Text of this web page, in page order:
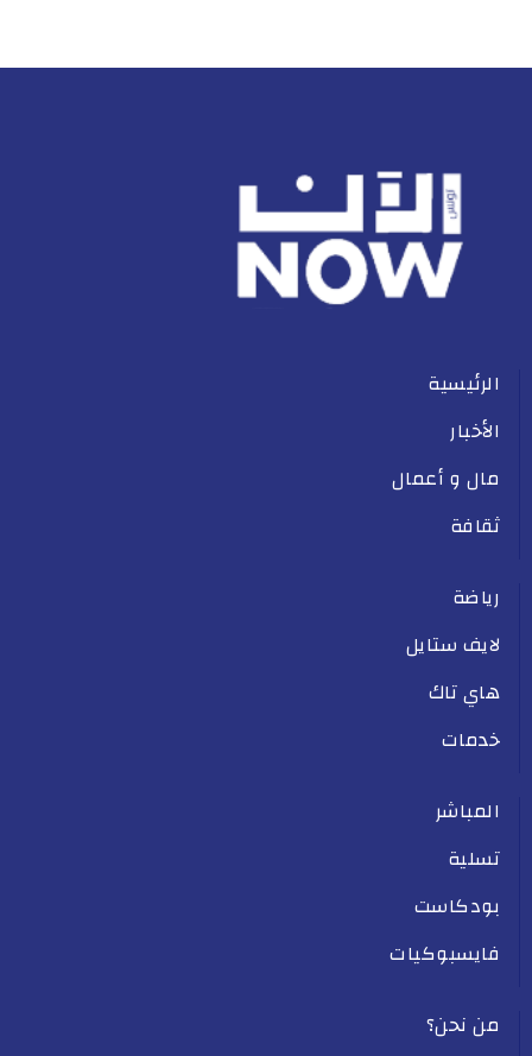
الرئيسية
الأخبار
مال و أعمال
ثقافة
رياضة
لايف ستايل
هاي تاك
خدمات
المباشر
تسلية
بودكاست
فايسبوكيات
من نحن؟